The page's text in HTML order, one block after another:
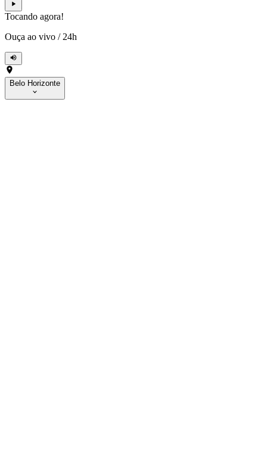
Tocando agora!
Ouça ao vivo / 24h
Belo Horizonte